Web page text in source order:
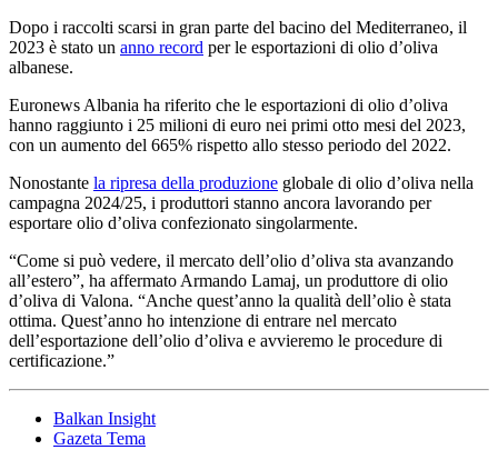
Dopo i raccolti scarsi in gran parte del bacino del Mediterraneo, il
2023 è stato un anno record per le esportazioni di olio d’oliva
albanese.
Euronews Albania ha riferito che le esportazioni di olio d’oliva
hanno raggiunto i 25 milioni di euro nei primi otto mesi del 2023,
con un aumento del 665% rispetto allo stesso periodo del 2022.
Nonostante la ripresa della produzione globale di olio d’oliva nella
campagna 2024/25, i produttori stanno ancora lavorando per
esportare olio d’oliva confezionato singolarmente.
“Come si può vedere, il mercato dell’olio d’oliva sta avanzando
all’estero”, ha affermato Armando Lamaj, un produttore di olio
d’oliva di Valona. “Anche quest’anno la qualità dell’olio è stata
ottima. Quest’anno ho intenzione di entrare nel mercato
dell’esportazione dell’olio d’oliva e avvieremo le procedure di
certificazione.”
Balkan Insight
Gazeta Tema